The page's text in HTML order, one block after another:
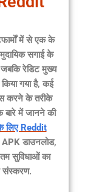
में से एक के
सगाई के
जबकि रेडिट मुख्य
गया है, कई
करने के तरीके
में जानने की
लिए Reddit
डाउनलोड,
सुविधाओं का
संस्करण.